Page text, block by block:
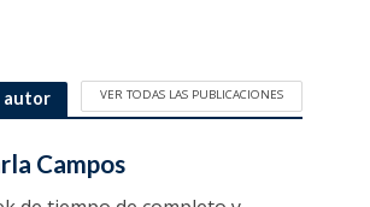
autor VER TODAS LAS PUBLICACIONES
Campos